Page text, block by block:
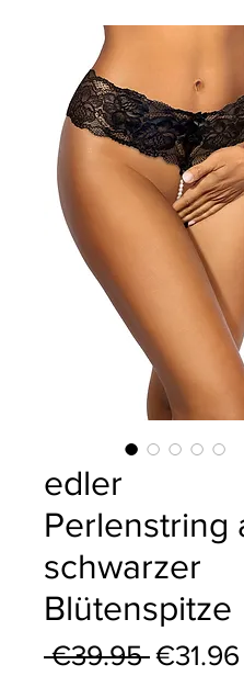
edler
Perlenstring
schwarzer
Blütenspitze
€39.95 Regular
€31.96